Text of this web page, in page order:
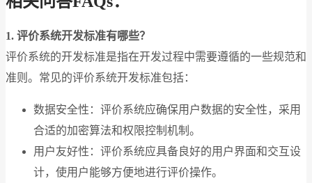
1. 评价系统开发标准有哪些？
评价系统的开发标准是指在开发过程中需要遵循的一些规范和
准则。常见的评价系统开发标准包括：
数据安全性：评价系统应确保用户数据的安全性，采用
合适的加密算法和权限控制机制。
用户友好性：评价系统应具备良好的用户界面和交互设
计，使用户能够方便地进行评价操作。